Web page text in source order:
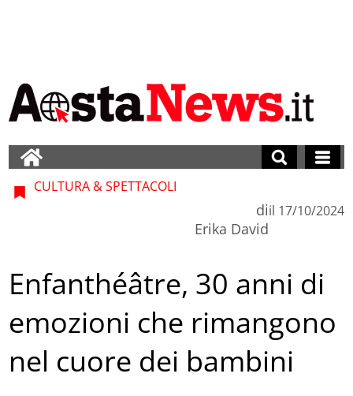
CULTURA & SPETTACOLI
di
Erika David
il 17/10/2024
Enfanthéâtre, 30 anni di
emozioni che rimangono
nel cuore dei bambini